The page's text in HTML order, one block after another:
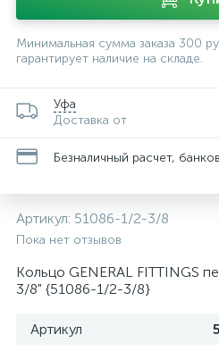
Минимальная сумма заказа 300
гарантирует наличие на складе.
Уфа
Доставка от
Безналичный расчет,
Артикул: 51086-1/2-3/8
Пока нет отзывов
Кольцо GENERAL FITTINGS
3/8" {51086-1/2-3/8}
Артикул